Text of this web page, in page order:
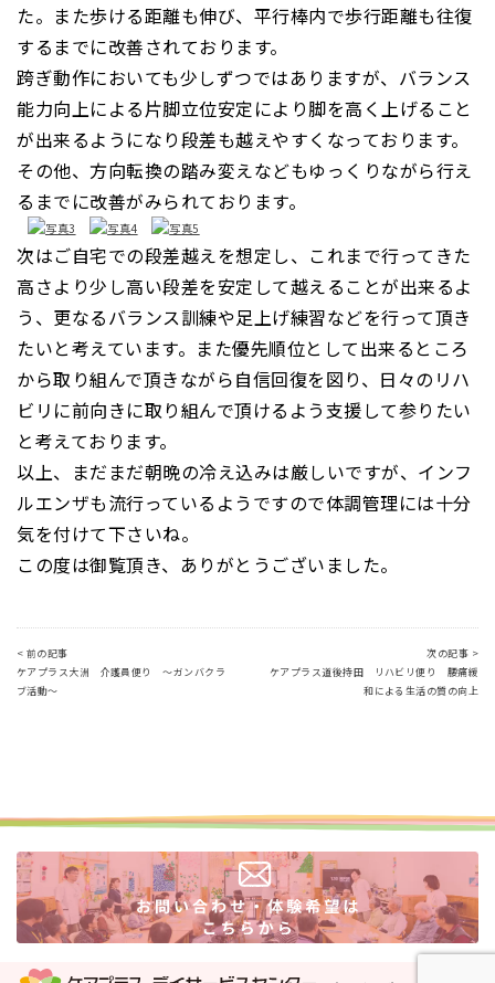
た。また歩ける距離も伸び、平行棒内で歩行距離も往復
するまでに改善されております。
跨ぎ動作においても少しずつではありますが、バランス
能力向上による片脚立位安定により脚を高く上げること
が出来るようになり段差も越えやすくなっております。
その他、方向転換の踏み変えなどもゆっくりながら行え
るまでに改善がみられております。
次はご自宅での段差越えを想定し、これまで行ってきた
高さより少し高い段差を安定して越えることが出来るよ
う、更なるバランス訓練や足上げ練習などを行って頂き
たいと考えています。また優先順位として出来るところ
から取り組んで頂きながら自信回復を図り、日々のリハ
ビリに前向きに取り組んで頂けるよう支援して参りたい
と考えております。
以上、まだまだ朝晩の冷え込みは厳しいですが、インフ
ルエンザも流行っているようですので体調管理には十分
気を付けて下さいね。
この度は御覧頂き、ありがとうございました。
< 前の記事
ケアプラス大洲 介護員便り ～ガンバクラ
ブ活動～
次の記事 >
ケアプラス道後持田 リハビリ便り 腰痛緩
和による生活の質の向上